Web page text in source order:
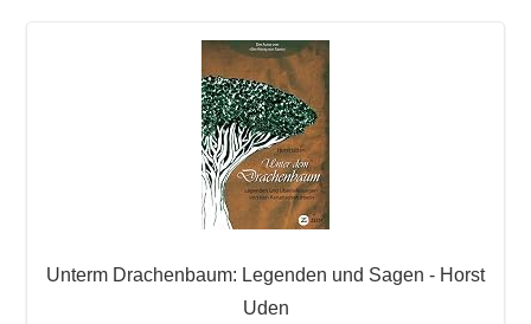
Unterm Drachenbaum: Legenden und Sagen - Horst
Uden